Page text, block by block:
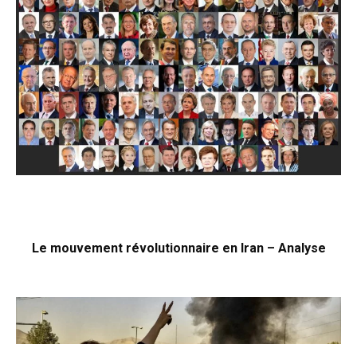
Le mouvement révolutionnaire en Iran – Analyse